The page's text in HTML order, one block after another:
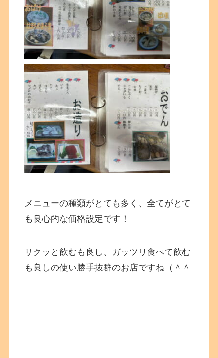
メニューの種類がとても多く、全てがとて
も良心的な価格設定です！
サクッと飲むも良し、ガッツリ食べて飲む
も良しの使い勝手抜群のお店ですね（＾＾